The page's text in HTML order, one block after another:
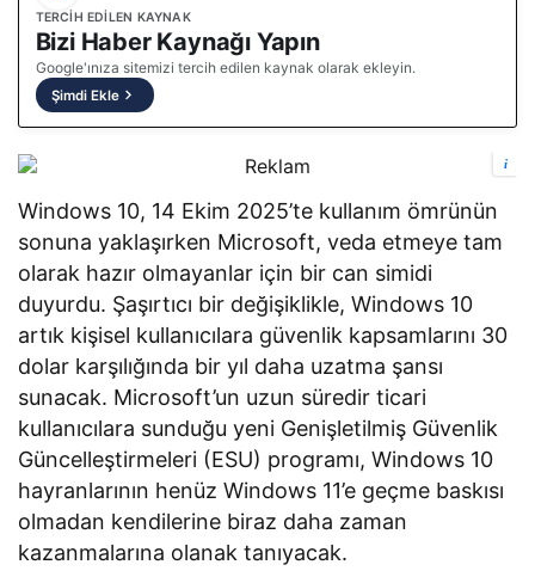
TERCIH EDILEN KAYNAK
Bizi Haber Kaynağı Yapın
Google'ınıza sitemizi tercih edilen kaynak olarak ekleyin.
Şimdi Ekle
i
Windows 10, 14 Ekim 2025’te kullanım ömrünün
sonuna yaklaşırken Microsoft, veda etmeye tam
olarak hazır olmayanlar için bir can simidi
duyurdu. Şaşırtıcı bir değişiklikle, Windows 10
artık kişisel kullanıcılara güvenlik kapsamlarını 30
dolar karşılığında bir yıl daha uzatma şansı
sunacak. Microsoft’un uzun süredir ticari
kullanıcılara sunduğu yeni Genişletilmiş Güvenlik
Güncelleştirmeleri (ESU) programı, Windows 10
hayranlarının henüz Windows 11’e geçme baskısı
olmadan kendilerine biraz daha zaman
kazanmalarına olanak tanıyacak.